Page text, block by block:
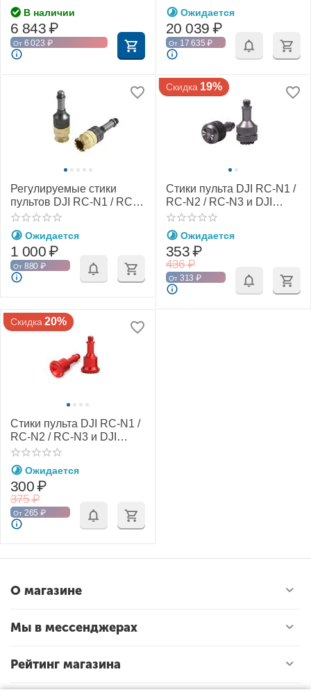
В наличии
6 843₽
От 6 023 ₽
Ожидается
20 039 ₽
От 17 635 ₽
Регулируемые стики
пультов DJI RC-N1 / RC-
N2 / RC-N3 и DJI Smart
Controller (YX)
Ожидается
1 000₽
От 880 ₽
Скидка 19%
Стики пульта DJI RC-N1 /
RC-N2 / RC-N3 и DJI
Smart Controller
(SunnyLife)
Ожидается
436 ₽
353₽
От 313 ₽
Скидка 20%
Стики пульта DJI RC-N1 /
RC-N2 / RC-N3 и DJI
Smart Controller
(SunnyLife)
Ожидается
375 ₽
300₽
От 265 ₽
О магазине
Мы в мессенджерах
Рейтинг магазина